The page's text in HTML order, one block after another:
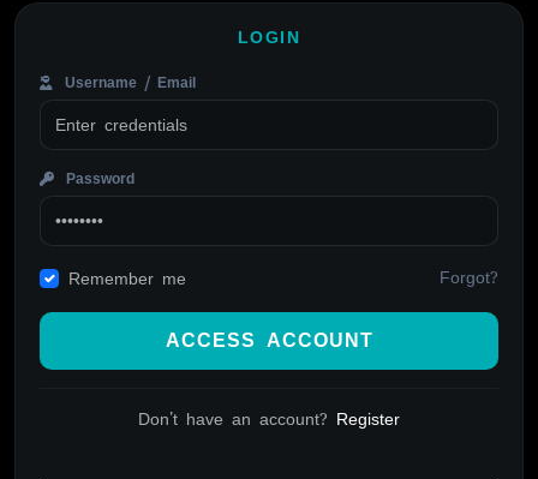
LOGIN
Username / Email
Password
Remember me Forgot?
ACCESS ACCOUNT
Don't have an account? Register